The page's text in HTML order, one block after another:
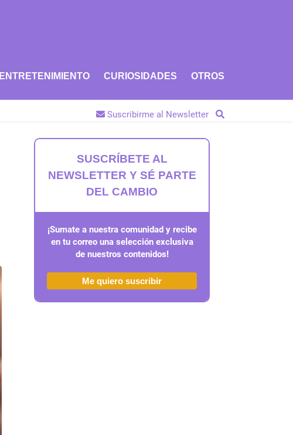
ENTRETENIMIENTO CURIOSIDADES OTROS
Suscribirme al Newsletter
SUSCRÍBETE AL
NEWSLETTER Y SÉ PARTE
DEL CAMBIO
¡Sumate a nuestra comunidad y recibe
en tu correo una selección exclusiva
de nuestros contenidos!
Me quiero suscribir